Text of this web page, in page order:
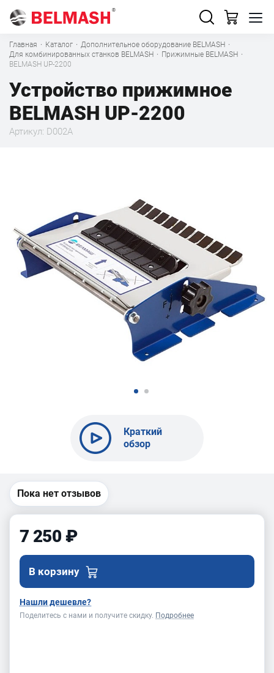
Главная · Каталог · Дополнительное оборудование BELMASH ·
Для комбинированных станков BELMASH · Прижимные BELMASH ·
BELMASH UP-2200
Устройство прижимное
BELMASH UP-2200
Артикул: D002A
Краткий
обзор
Пока нет отзывов
7 250 ₽
В корзину
Нашли дешевле?
Поделитесь с нами и получите скидку. Подробнее